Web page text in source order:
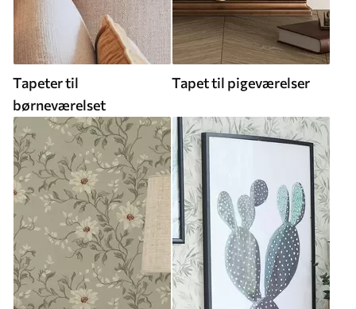
Tapeter til
børneværelset
Tapet til pigeværelser